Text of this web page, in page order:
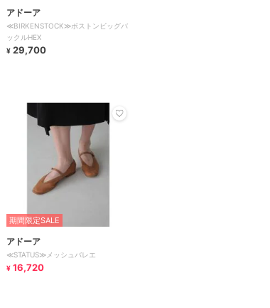
アドーア
≪BIRKENSTOCK≫ボストンビッグバ
ックルHEX
¥ 29,700
期間限定SALE
アドーア
≪STATUS≫メッシュバレエ
¥ 16,720